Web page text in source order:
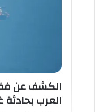
الكشف عن
العرب